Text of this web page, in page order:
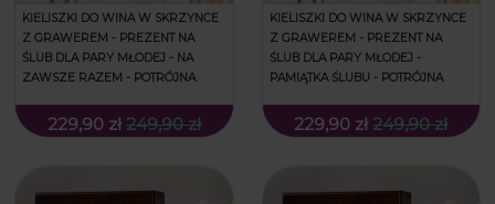
KIELISZKI DO WINA W SKRZYNCE
Z GRAWEREM - PREZENT NA
ŚLUB DLA PARY MŁODEJ - NA
ZAWSZE RAZEM - POTRÓJNA
229,90 zł 249,90 zł
KIELISZKI DO WINA W SKRZYNCE
Z GRAWEREM - PREZENT NA
ŚLUB DLA PARY MŁODEJ -
PAMIĄTKA ŚLUBU - POTRÓJNA
229,90 zł 249,90 zł